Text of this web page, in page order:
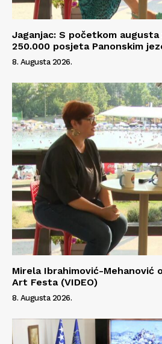
Jaganjac: S početkom
250.000 posjeta Panonskim
8. Augusta 2026.
Mirela Ibrahimović-Mehanović
Art Festa (VIDEO)
8. Augusta 2026.